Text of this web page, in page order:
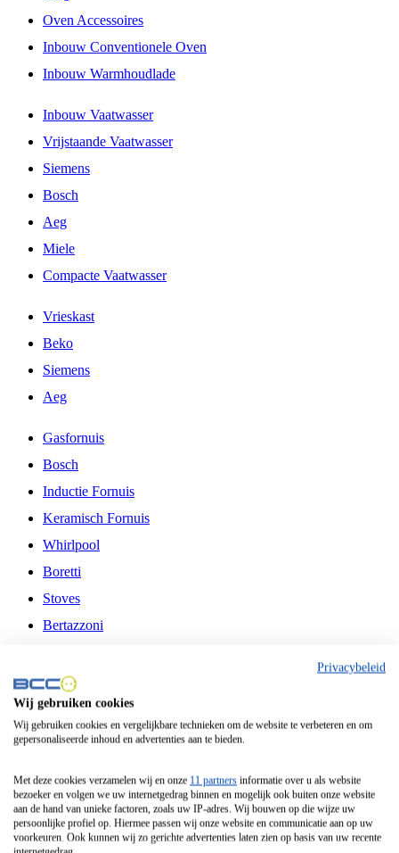
Oven Accessoires
Inbouw Conventionele Oven
Inbouw Warmhoudlade
Inbouw Vaatwasser
Vrijstaande Vaatwasser
Siemens
Bosch
Aeg
Miele
Compacte Vaatwasser
Vrieskast
Beko
Siemens
Aeg
Gasfornuis
Bosch
Inductie Fornuis
Keramisch Fornuis
Whirlpool
Boretti
Stoves
Bertazzoni
Fitelli
Airfryer
Frituurpan
Contactgrill
Broodbakmachine
Broodrooster
Privacybeleid
Wij gebruiken cookies
Wij gebruiken cookies en vergelijkbare technieken om de website te verbeteren en om
gepersonaliseerde inhoud en advertenties aan te bieden.
Met deze cookies verzamelen wij en onze 11 partners informatie over u als website
bezoeker en volgen we uw internetgedrag binnen en mogelijk ook buiten onze website
aan de hand van unieke factoren, zoals uw IP-adres. Wij bouwen op die wijze uw
persoonlijke profiel op. Hiermee passen wij onze website en communicatie aan op uw
voorkeuren. Ook kunnen wij zo gerichte advertenties laten zien op basis van uw recente